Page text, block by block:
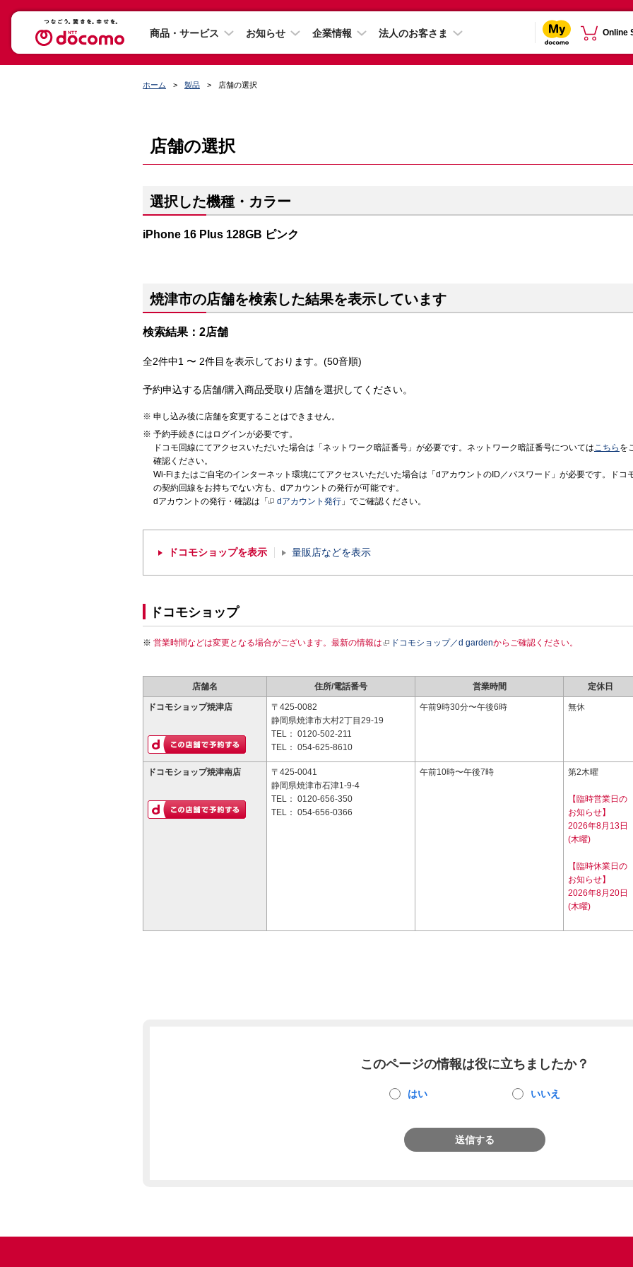
商品・サービス お知らせ 企業情報 法人のお客さま Online
ホーム 製品 店舗の選択
店舗の選択
選択した機種・カラー
iPhone 16 Plus 128GB ピンク
焼津市の店舗を検索した結果を表示しています
検索結果：2店舗
全2件中1 〜 2件目を表示しております。(50音順)
予約申込する店舗/購入商品受取り店舗を選択してください。
申し込み後に店舗を変更することはできません。
予約手続きにはログインが必要です。
ドコモ回線にてアクセスいただいた場合は「ネットワーク暗証番号」が必要です。ネットワーク暗証番号についてはこちら を
確認ください。
Wi-Fiまたはご自宅のインターネット環境にてアクセスいただいた場合は「dアカウントのID／パスワード」が必要です。ドコ
の契約回線をお持ちでない方も、dアカウントの発行が可能です。
dアカウントの発行・確認は「
dアカウント発行 」でご確認ください。
ドコモショップを表示 量販店などを表示
ドコモショップ
営業時間などは変更となる場合がございます。最新の情報は ドコモショップ／d gardenからご確認ください。
店舗名 住所/電話番号 営業時間 定休日
ドコモショップ焼津店
〒425-0082
静岡県焼津市大村2丁目29-19
TEL： 0120-502-211
TEL： 054-625-8610
午前9時30分〜午後6時 無休
ドコモショップ焼津南店
〒425-0041
静岡県焼津市石津1-9-4
TEL： 0120-656-350
TEL： 054-656-0366
午前10時〜午後7時 第2木曜
【臨時営業日の
お知らせ】
2026年8月13日
(木曜)
【臨時休業日の
お知らせ】
2026年8月20日
(木曜)
このページの情報は役に立ちましたか？
はい いいえ
送信する